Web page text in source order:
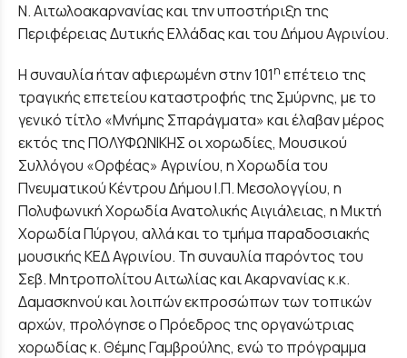
Ν. Αιτωλοακαρνανίας και την υποστήριξη της
Περιφέρειας Δυτικής Ελλάδας και του Δήμου Αγρινίου.
Η συναυλία ήταν αφιερωμένη στην 101η επέτειο της
τραγικής επετείου καταστροφής της Σμύρνης, με το
γενικό τίτλο «Μνήμης Σπαράγματα» και έλαβαν μέρος
εκτός της ΠΟΛΥΦΩΝΙΚΗΣ οι χορωδίες, Μουσικού
Συλλόγου «Ορφέας» Αγρινίου, η Χορωδία του
Πνευματικού Κέντρου Δήμου Ι.Π. Μεσολογγίου, η
Πολυφωνική Χορωδία Ανατολικής Αιγιάλειας, η Μικτή
Χορωδία Πύργου, αλλά και το τμήμα παραδοσιακής
μουσικής ΚΕΔ Αγρινίου. Τη συναυλία παρόντος του
Σεβ. Μητροπολίτου Αιτωλίας και Ακαρνανίας κ.κ.
Δαμασκηνού και λοιπών εκπροσώπων των τοπικών
αρχών, προλόγησε ο Πρόεδρος της οργανώτριας
χορωδίας κ. Θέμης Γαμβρούλης, ενώ το πρόγραμμα